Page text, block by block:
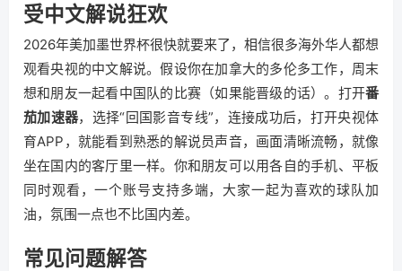
受中文解说狂欢
2026年美加墨世界杯很快就要来了，相信很多海外华人都想
观看央视的中文解说。假设你在加拿大的多伦多工作，周末
想和朋友一起看中国队的比赛（如果能晋级的话）。打开番
茄加速器，选择“回国影音专线”，连接成功后，打开央视体
育APP，就能看到熟悉的解说员声音，画面清晰流畅，就像
坐在国内的客厅里一样。你和朋友可以用各自的手机、平板
同时观看，一个账号支持多端，大家一起为喜欢的球队加
油，氛围一点也不比国内差。
常见问题解答